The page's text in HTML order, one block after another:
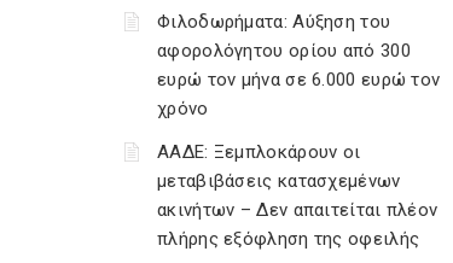
Φιλοδωρήματα: Αύξηση του
αφορολόγητου ορίου από 300
ευρώ τον μήνα σε 6.000 ευρώ τον
χρόνο
ΑΑΔΕ: Ξεμπλοκάρουν οι
μεταβιβάσεις κατασχεμένων
ακινήτων – Δεν απαιτείται πλέον
πλήρης εξόφληση της οφειλής